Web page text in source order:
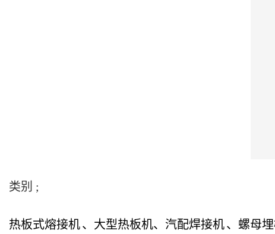
类别 ;
热板式熔接机、大型热板机、汽配焊接机、螺母